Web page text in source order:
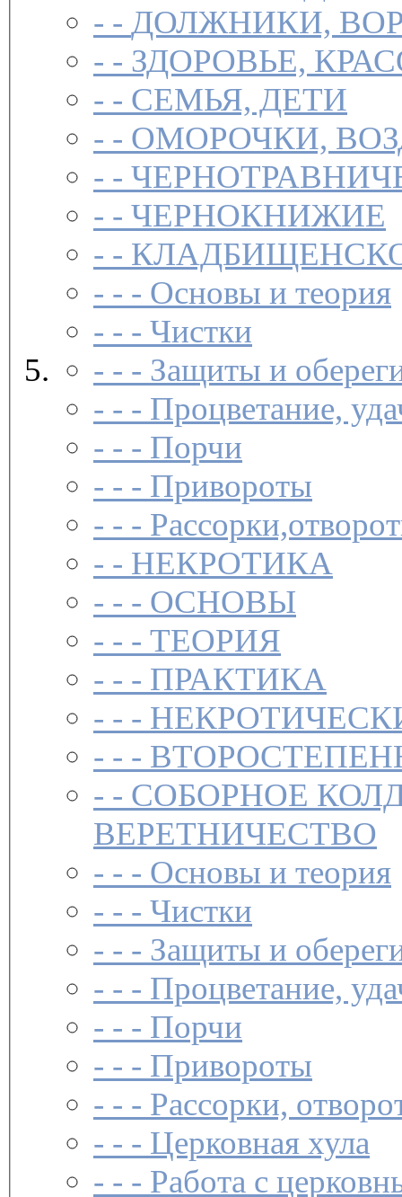
- - ДОЛЖНИКИ,
- - ЗДОРОВЬЕ,
- - СЕМЬЯ, ДЕТИ
- - ОМОРОЧКИ,
- -
- - ЧЕРНОКНИЖИЕ
- -
- - - Основы и теория
- - - Чистки­
- - - Защиты и
- - - Процветание,
- - - Порчи­
- - - Привороты­
- - -
- - НЕКРОТИКА
- - - ОСНОВЫ
- - - ТЕОРИЯ
- - - ПРАКТИКА
- - -
- - -
- - СОБОРНОЕ
ВЕРЕТНИЧЕСТВО
- - - Основы и теория
- - - Чистки­
- - - Защиты и
- - - Процветание,
- - - Порчи
- - - Привороты
- - - Рассорки,
- - - Церковная хула
- - - Работа с